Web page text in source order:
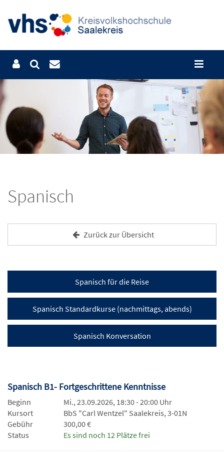
Spanisch
Zurück zur Übersicht
Spanisch für die Reise
Spanisch Standardkurse (nachmittags, abends)
Spanisch Konversation
Spanisch B1- Fortgeschrittene Kenntnisse
Beginn
Mi., 23.09.2026, 18:30 - 20:00 Uhr
Kursort
BbS "Carl Wentzel" Saalekreis, 3-01N
Gebühr
300,00 €
Status
Es sind noch 12 Plätze frei